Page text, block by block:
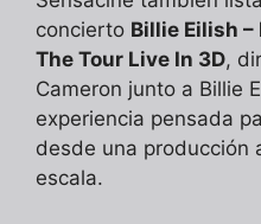
concierto Billie Eilish
The Tour Live In 3D,
Cameron junto a Billie
experiencia pensada
desde una producción
escala.